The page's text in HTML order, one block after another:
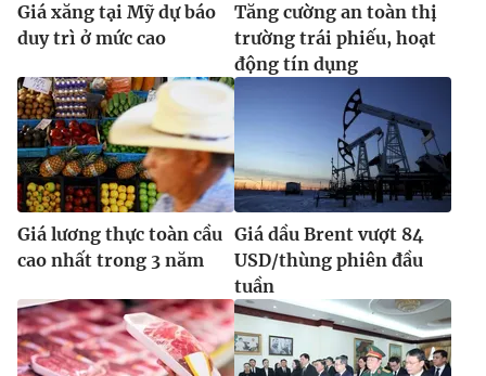
Giá xăng tại Mỹ dự báo
duy trì ở mức cao
Tăng cường an toàn thị
trường trái phiếu, hoạt
động tín dụng
Giá lương thực toàn cầu
cao nhất trong 3 năm
Giá dầu Brent vượt 84
USD/thùng phiên đầu
tuần